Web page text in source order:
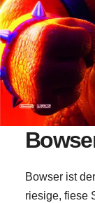
Bowser ist
riesige, fiese